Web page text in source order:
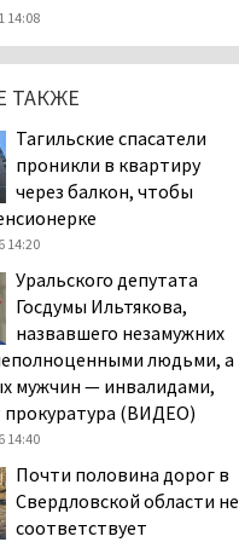
В Нижнем Тагиле в День
города перекроют
центральные улицы и
В суд направлено
уголовное дело о
мошенничестве при
ИЖС в Нижнем
11:47
Екатеринбург подвергся
атаке БПЛА, восемь из
них были сбиты, три
логистического
Тагильские спасатели
помогли заблудившемуся
14:08
ТАКЖЕ
Тагильские спасатели
проникли в квартиру
через балкон, чтобы
14:20
Уральского депутата
Госдумы Ильтякова,
назвавшего незамужних
людьми, а
мужчин — инвалидами,
прокуратура (ВИДЕО)
14:40
Почти половина дорог в
Свердловской области не
соответствует